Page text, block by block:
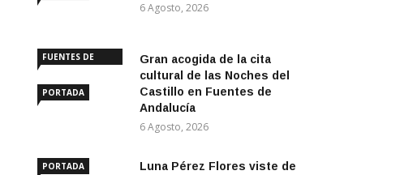
6 Agosto, 2026
FUENTES DE
PORTADA
Gran acogida de la cita
cultural de las Noches del
Castillo en Fuentes de
Andalucía
6 Agosto, 2026
PORTADA
Luna Pérez Flores viste de